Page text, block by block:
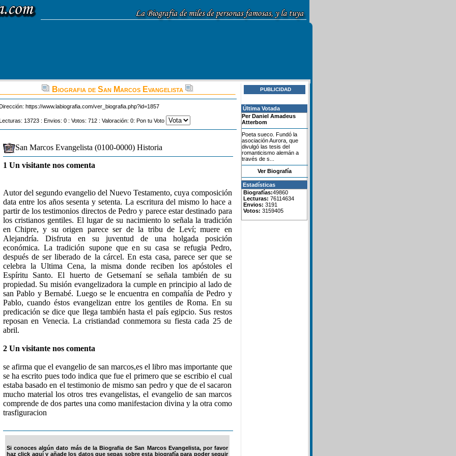
Biografia de San Marcos Evangelista
https://www.labiografia.com/ver_biografia.php?id=1857
13723 : Envios: 0 : Votos: 712 : Valoración: 0: Pon tu Voto
San Marcos Evangelista (0100-0000) Historia
1 Un visitante nos comenta
Autor del segundo evangelio del Nuevo Testamento, cuya composición
data entre los años sesenta y setenta. La escritura del mismo lo hace a
partir de los testimonios directos de Pedro y parece estar destinado para
los cristianos gentiles. El lugar de su nacimiento lo señala la tradición
en Chipre, y su origen parece ser de la tribu de Leví; muere en
Alejandría. Disfruta en su juventud de una holgada posición
económica. La tradición supone que en su casa se refugia Pedro,
después de ser liberado de la cárcel. En esta casa, parece ser que se
celebra la Ultima Cena, la misma donde reciben los apóstoles el
Espíritu Santo. El huerto de Getsemaní se señala también de su
propiedad. Su misión evangelizadora la cumple en principio al lado de
san Pablo y Bernabé. Luego se le encuentra en compañía de Pedro y
Pablo, cuando éstos evangelizan entre los gentiles de Roma. En su
predicación se dice que llega también hasta el país egipcio. Sus restos
reposan en Venecia. La cristiandad conmemora su fiesta cada 25 de
abril.
2 Un visitante nos comenta
se afirma que el evangelio de san marcos,es el libro mas importante que
se ha escrito pues todo indica que fue el primero que se escribio el cual
estaba basado en el testimonio de mismo san pedro y que de el sacaron
mucho material los otros tres evangelistas, el evangelio de san marcos
comprende de dos partes una como manifestacion divina y la otra como
trasfiguracion
Si conoces algún dato más de la Biografia de San Marcos Evangelista, por favor
haz click aquí y añade los datos que sepas sobre esta biografía para poder seguir
PUBLICIDAD
Última Votada
Per Daniel Amadeus
Atterbom
Poeta sueco. Fundó la
asociación Aurora, que
divulgó las tesis del
romanticismo alemán a
través de s...
Ver Biografía
Estadísticas
Biografías:49860
Lecturas: 76114634
Envios: 3191
Votos: 3159405